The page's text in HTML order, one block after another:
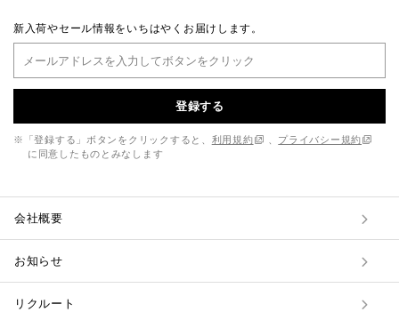
新入荷やセール情報をいちはやくお届けします。
登録する
※「登録する」ボタンをクリックすると、 利用規約
プライバシー規約
に同意したものとみなします
会社概要
お知らせ
リクルート